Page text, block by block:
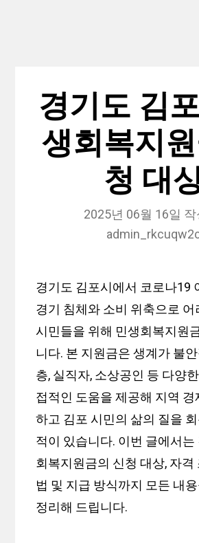
경기도 김
생회복지
청 대
2025년 06월 16일 작
경기도 김포시에서 코로나19
경기 침체와 소비 위축으로 어
시민들을 위해 민생회복지원
니다. 본 지원금은 생계가 불
층, 실직자, 소상공인 등 다양
접적인 도움을 제공해 지역
하고 김포 시민의 삶의 질을
적이 있습니다. 이번 글에서는
회복지원금의 신청 대상, 자격
법 및 지급 방식까지 모든 내
정리해 드립니다.